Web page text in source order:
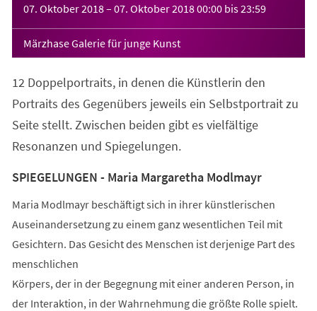
07. Oktober 2018– 07. Oktober 201800:00 bis23:59
Märzhase Galerie für junge Kunst
12 Doppelportraits, in denen die Künstlerin den
Portraits des Gegenübers jeweils ein Selbstportrait zu
Seite stellt. Zwischen beiden gibt es vielfältige
Resonanzen und Spiegelungen.
SPIEGELUNGEN - Maria Margaretha Modlmayr
Maria Modlmayr beschäftigt sich in ihrer künstlerischen
Auseinandersetzung zu einem ganz wesentlichen Teil mit
Gesichtern. Das Gesicht des Menschen ist derjenige Part des
menschlichen
Körpers, der in der Begegnung mit einer anderen Person, in
der Interaktion, in der Wahrnehmung die größte Rolle spielt.